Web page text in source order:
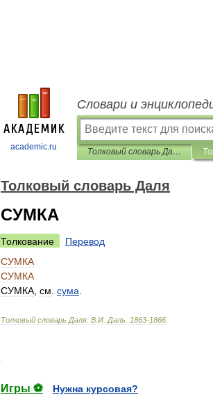
academic.ru
Словари и
Толковый словарь Даля
Толковый словарь Даля
СУМКА
Толкование
Перевод
СУМКА
СУМКА
СУМКА см сума
Толковый словарь Даля В И Даль 1863-1866
Игры ⚽
Нужна курсовая?